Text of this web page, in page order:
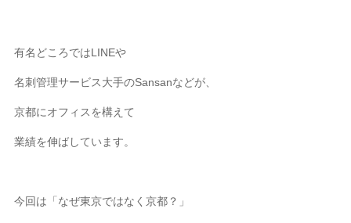
有名どころではLINEや
名刺管理サービス大手のSansanなどが、
京都にオフィスを構えて
業績を伸ばしています。
今回は「なぜ東京ではなく京都？」